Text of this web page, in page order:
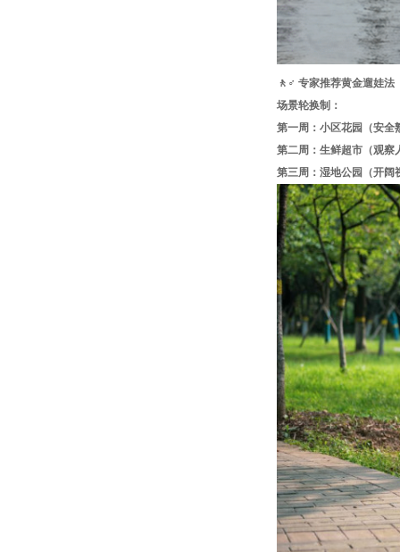
🚶♂️ 专家推荐黄金遛娃法
场景轮换制：
第一周：小区花园（安全
第二周：生鲜超市（观察
第三周：湿地公园（开阔